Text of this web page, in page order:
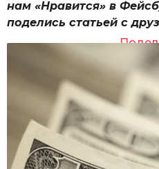
нам «Нравится» в
поделись статьей с